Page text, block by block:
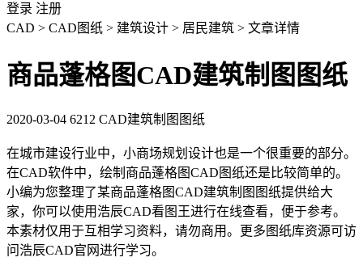
登录 注册
CAD > CAD图纸 > 建筑设计 > 居民建筑 > 文章详情
商品蓬格图CAD建筑制图图纸
2020-03-04 6212 CAD建筑制图图纸
在城市建设行业中，小商场规划设计也是一个很重要的部分。
在CAD软件中，绘制商品蓬格图CAD图纸还是比较简单的。
小编为您整理了某商品蓬格图CAD建筑制图图纸提供给大
家，你可以使用浩辰CAD看图王进行在线查看，便于参考。
本素材仅用于互相学习资料，请勿商用。更多图纸库资源可访
问浩辰CAD官网进行学习。